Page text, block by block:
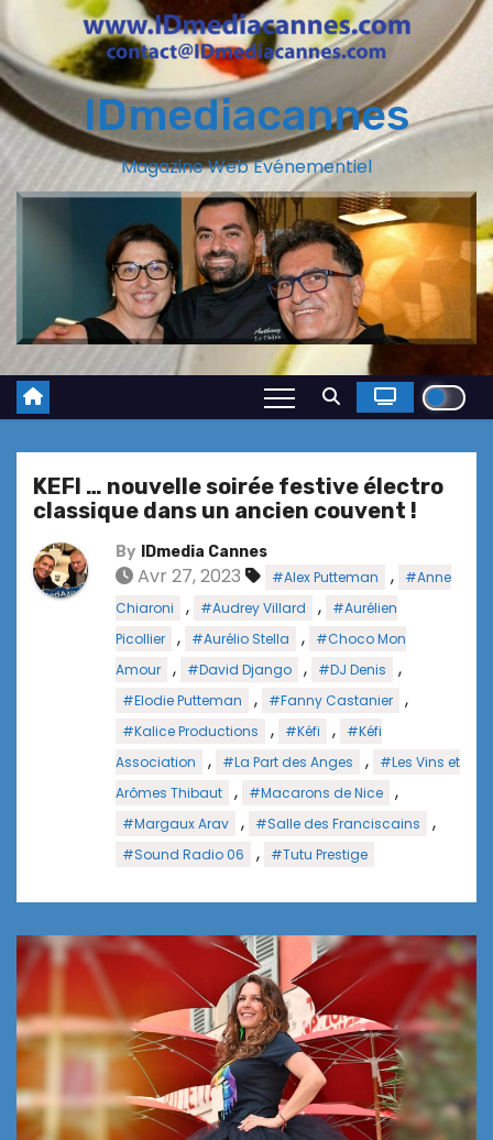
IDmediacannes
Magazine Web Evénementiel
KEFI … nouvelle soirée festive électro
classique dans un ancien couvent !
By IDmedia Cannes
Avr 27, 2023 #Alex Putteman ,
#Anne
Chiaroni
, #Audrey Villard ,
#Aurélien
Picollier
, #Aurélio Stella ,
#Choco Mon
Amour
, #David Django , #DJ Denis ,
#Elodie Putteman , #Fanny Castanier ,
#Kalice Productions , #Kéfi ,
#Kéfi
Association
, #La Part des Anges ,
#Les Vins et
Arômes Thibaut
, #Macarons de Nice ,
#Margaux Arav , #Salle des Franciscains ,
#Sound Radio 06 , #Tutu Prestige